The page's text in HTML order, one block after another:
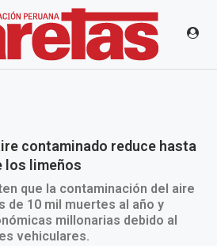
contaminado reduce hasta
los limeños
que la contaminación del aire
de 10 mil muertes al año y
millonarias debido al
vehiculares.